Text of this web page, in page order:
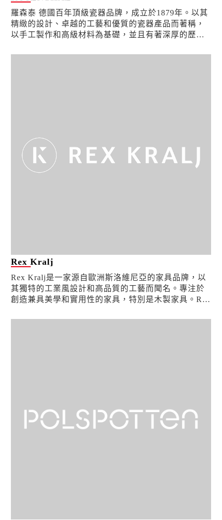
羅森泰 德國百年頂級瓷器品牌，成立於1879年。以其
精緻的設計、卓越的工藝和優質的瓷器產品而著稱，
以手工製作和高級材料為基礎，並且有著深厚的歷史
藝術瓷器的...
Rex Kralj
Rex Kralj是一家源自歐洲斯洛維尼亞的家具品牌，以
其獨特的工業風設計和高品質的工藝而聞名。專注於
創造兼具美學和實用性的家具，特別是木製家具。Rex